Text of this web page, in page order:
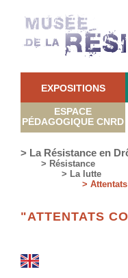
EXPOSITIONS
ESPACE
PÉDAGOGIQUE CNRD
> La Résistance en
> Résistance
> La lutte
>
"ATTENTATS